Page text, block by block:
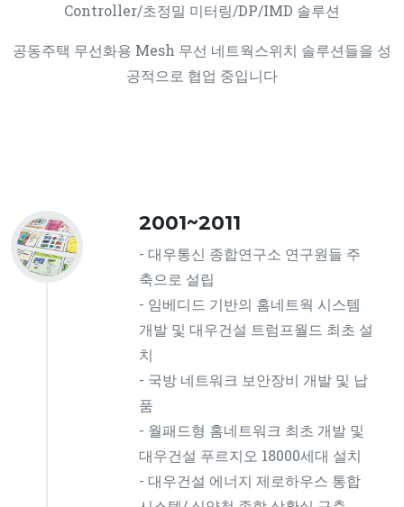
Controller/초정밀 미터링/DP/IMD 솔루션
공동주택 무선화용 Mesh 무선 네트웍스위치 솔루션들을 성
공적으로 협업 중입니다
2001~2011
- 대우통신 종합연구소 연구원들 주
축으로 설립
- 임베디드 기반의 홈네트웍 시스템
개발 및 대우건설 트럼프월드 최초 설
치
- 국방 네트워크 보안장비 개발 및 납
품
- 월패드형 홈네트워크 최초 개발 및
대우건설 푸르지오 18000세대 설치
- 대우건설 에너지 제로하우스 통합